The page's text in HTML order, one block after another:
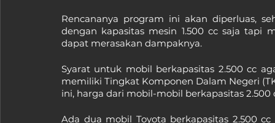
Rencananya program ini akan diperluas,
dengan kapasitas mesin 1.500 cc saja tapi
dapat merasakan dampaknya.
Syarat untuk mobil berkapasitas 2.500 cc
memiliki Tingkat Komponen Dalam Negeri
ini, harga dari mobil-mobil berkapasitas
Ada dua mobil Toyota berkapasitas 2.500